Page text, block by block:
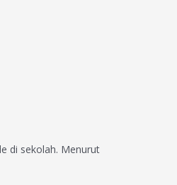
di sekolah. Menurut